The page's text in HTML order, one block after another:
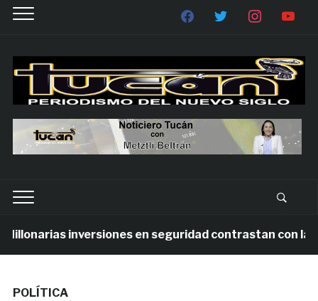
inversiones en seguridad contrastan con la
POLÍTICA